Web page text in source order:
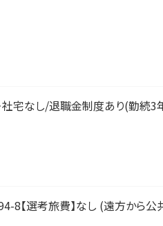
社宅なし/退職金制度あり(勤
8【選考旅費】なし (遠方から